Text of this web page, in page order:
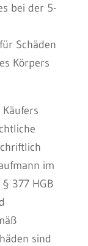
bei der 5-
Schäden
Körpers
im
377 HGB
sind